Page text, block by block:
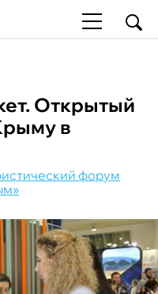
Открытый
в
форум